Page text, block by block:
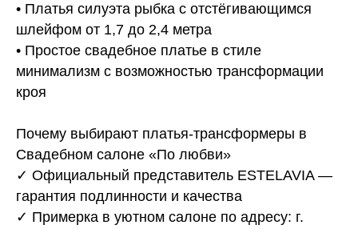
• Платья силуэта рыбка с отстёгивающимся
шлейфом от 1,7 до 2,4 метра
• Простое свадебное платье в стиле
минимализм с возможностью трансформации
кроя
Почему выбирают платья-трансформеры в
Свадебном салоне «По любви»
✓ Официальный представитель ESTELAVIA —
гарантия подлинности и качества
✓ Примерка в уютном салоне по адресу: г.